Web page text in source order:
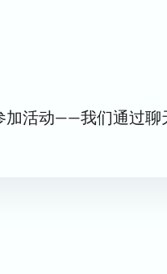
加活动——我们通过聊